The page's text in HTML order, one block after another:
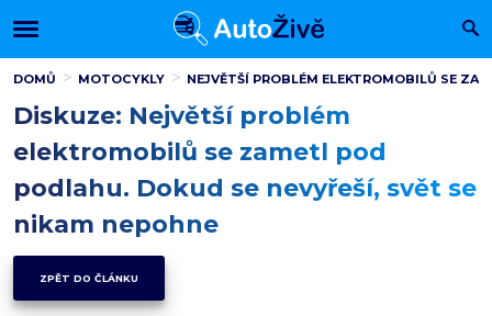
DOMŮ MOTOCYKLY NEJVĚTŠÍ PROBLÉM ELEKTROMOBILŮ SE
Diskuze: Největší problém
elektromobilů se zametl pod
podlahu. Dokud se nevyřeší, svět se
nikam nepohne
ZPĚT DO ČLÁNKU